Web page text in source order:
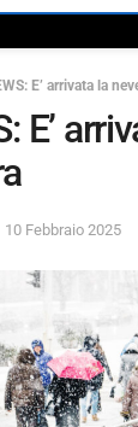
E’ arrivata la
E’
10 Febbraio 2025